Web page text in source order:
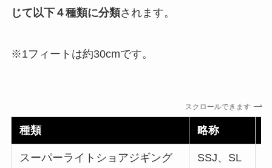
じて以下４種類に分類されます。
※1フィートは約30cmです。
スクロールできます
種類 略称
スーパーライトショアジギング
SSJ、SL